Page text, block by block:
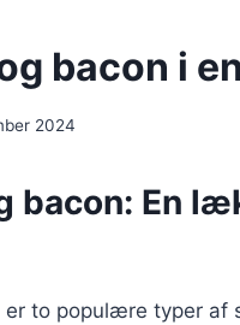
bacon i
2024
bacon: En
er to populære typer